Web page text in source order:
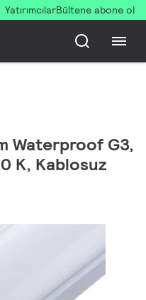
YatırımcılarBültene abone ol
Waterproof G3,
K, Kablosuz